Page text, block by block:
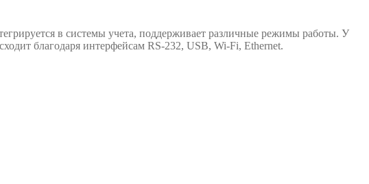
в системы учета, поддерживает различные режимы работы. У
благодаря интерфейсам RS-232, USB, Wi-Fi, Ethernet.